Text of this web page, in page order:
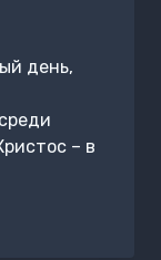
день,
– в